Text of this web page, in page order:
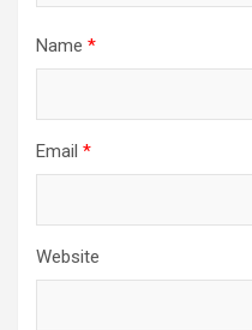
Name *
Email *
Website